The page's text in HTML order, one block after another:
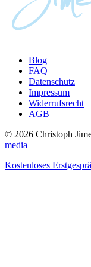
Blog
FAQ
Datenschutz
Impressum
Widerrufsrecht
AGB
© 2026 Christoph
media
Kostenloses